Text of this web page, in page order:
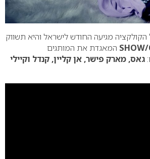
מגיעה החודש לישראל והיא תשווק
SHOW/ המאגדת את המותגים
גאס, מארק פישר, אן קליין, קנדל וקיילי